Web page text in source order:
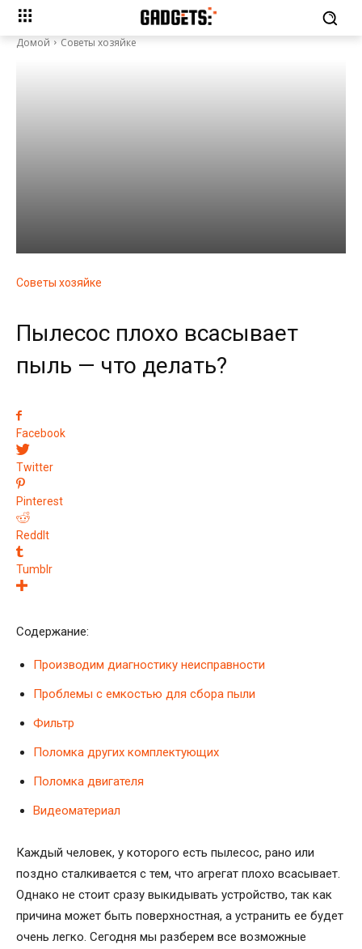
Домой Советы хозяйке
Советы хозяйке
Пылесос плохо всасывает
пыль — что делать?
Facebook
Twitter
Pinterest
ReddIt
Tumblr
Содержание:
Производим диагностику неисправности
Проблемы с емкостью для сбора пыли
Фильтр
Поломка других комплектующих
Поломка двигателя
Видеоматериал
Каждый человек, у которого есть пылесос, рано или
поздно сталкивается с тем, что агрегат плохо всасывает.
Однако не стоит сразу выкидывать устройство, так как
причина может быть поверхностная, а устранить ее будет
очень легко. Сегодня мы разберем все возможные